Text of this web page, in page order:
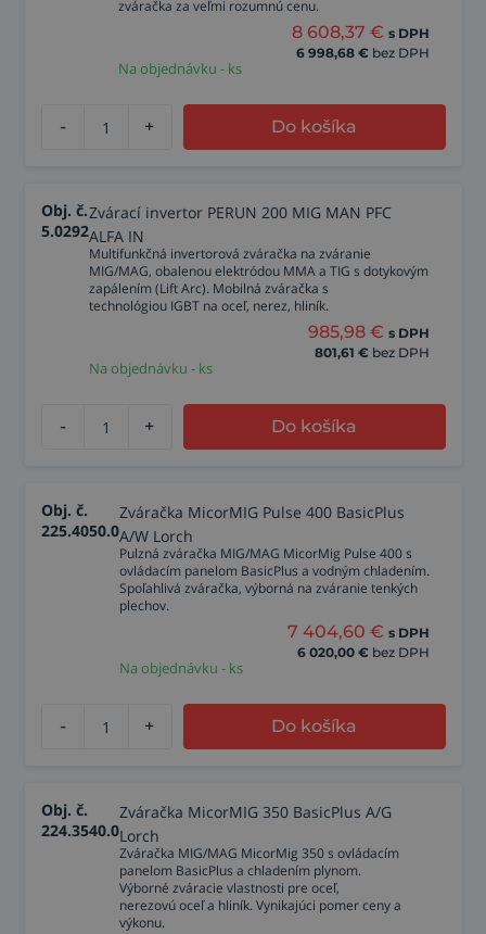
zváračka za veľmi rozumnú cenu.
8 608,37 € s DPH
6 998,68 € bez DPH
Na objednávku - ks
- + Do košíka
Obj. č.
5.0292
Zvárací invertor PERUN 200 MIG MAN PFC
ALFA IN
Multifunkčná invertorová zváračka na zváranie
MIG/MAG, obalenou elektródou MMA a TIG s dotykovým
zapálením (Lift Arc). Mobilná zváračka s
technológiou IGBT na oceľ, nerez, hliník.
985,98 € s DPH
801,61 € bez DPH
Na objednávku - ks
- + Do košíka
Obj. č.
225.4050.0
Zváračka MicorMIG Pulse 400 BasicPlus
A/W Lorch
Pulzná zváračka MIG/MAG MicorMig Pulse 400 s
ovládacím panelom BasicPlus a vodným chladením.
Spoľahlivá zváračka, výborná na zváranie tenkých
plechov.
7 404,60 € s DPH
6 020,00 € bez DPH
Na objednávku - ks
- + Do košíka
Obj. č.
224.3540.0
Zváračka MicorMIG 350 BasicPlus A/G
Lorch
Zváračka MIG/MAG MicorMig 350 s ovládacím
panelom BasicPlus a chladením plynom.
Výborné zváracie vlastnosti pre oceľ,
nerezovú oceľ a hliník. Vynikajúci pomer ceny a
výkonu.